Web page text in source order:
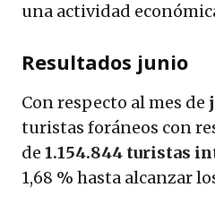
una actividad
Resultados junio
Con respecto al mes de
turistas foráneos con
de 1.154.844 turistas
1,68 % hasta alcanzar